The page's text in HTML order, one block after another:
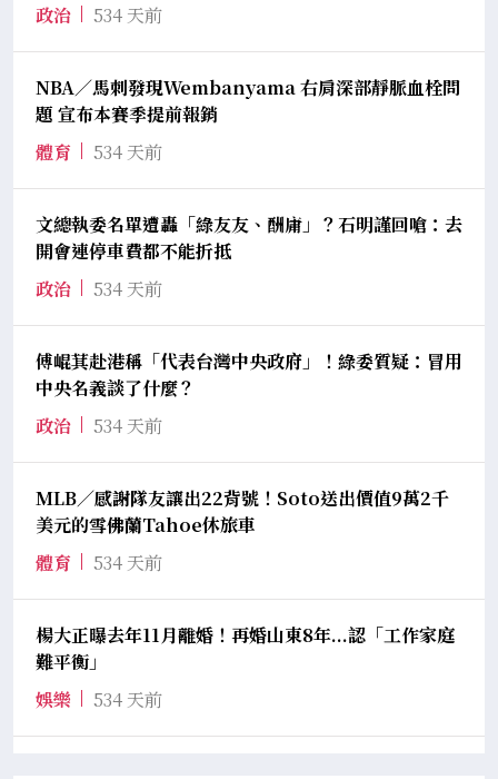
政治
534 天前
NBA／馬刺發現Wembanyama 右肩深部靜脈血栓問
題 宣布本賽季提前報銷
體育
534 天前
文總執委名單遭轟「綠友友、酬庸」？石明謹回嗆：去
開會連停車費都不能折抵
政治
534 天前
傅崐萁赴港稱「代表台灣中央政府」！綠委質疑：冒用
中央名義談了什麼？
政治
534 天前
MLB／感謝隊友讓出22背號！Soto送出價值9萬2千
美元的雪佛蘭Tahoe休旅車
體育
534 天前
楊大正曝去年11月離婚！再婚山東8年...認「工作家庭
難平衡」
娛樂
534 天前